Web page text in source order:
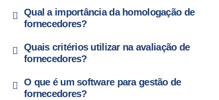
Qual a importância da homologação de
fornecedores?
Quais critérios utilizar na avaliação de
fornecedores?
O que é um software para gestão de
fornecedores?